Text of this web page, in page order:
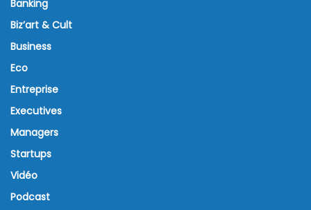
Banking
Biz’art & Cult
Business
Eco
Entreprise
Executives
Managers
Startups
Vidéo
Podcast